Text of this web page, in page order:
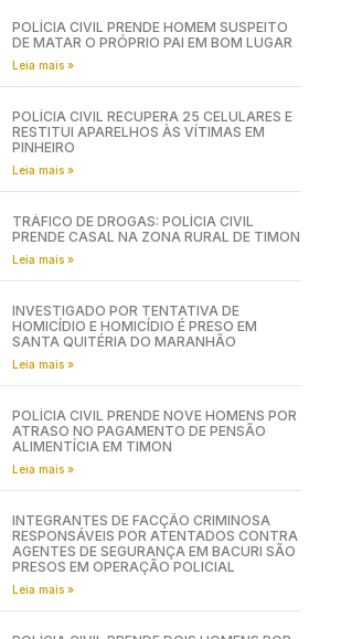
POLÍCIA CIVIL PRENDE HOMEM SUSPEITO
DE MATAR O PRÓPRIO PAI EM BOM LUGAR
Leia mais »
POLÍCIA CIVIL RECUPERA 25 CELULARES E
RESTITUI APARELHOS ÀS VÍTIMAS EM
PINHEIRO
Leia mais »
TRÁFICO DE DROGAS: POLÍCIA CIVIL
PRENDE CASAL NA ZONA RURAL DE TIMON
Leia mais »
INVESTIGADO POR TENTATIVA DE
HOMICÍDIO E HOMICÍDIO É PRESO EM
SANTA QUITÉRIA DO MARANHÃO
Leia mais »
POLÍCIA CIVIL PRENDE NOVE HOMENS POR
ATRASO NO PAGAMENTO DE PENSÃO
ALIMENTÍCIA EM TIMON
Leia mais »
INTEGRANTES DE FACÇÃO CRIMINOSA
RESPONSÁVEIS POR ATENTADOS CONTRA
AGENTES DE SEGURANÇA EM BACURI SÃO
PRESOS EM OPERAÇÃO POLICIAL
Leia mais »